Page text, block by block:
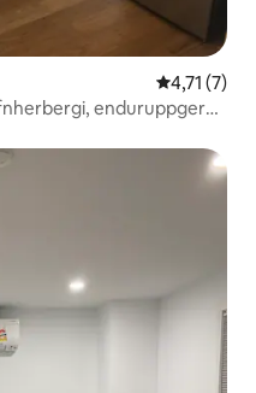
4,71 af 5 í
4,71 (7)
enduruppgerð